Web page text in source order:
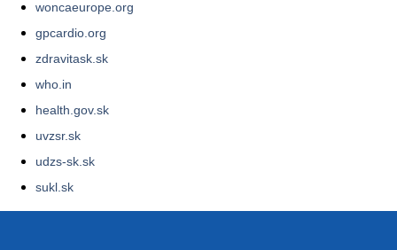
woncaeurope.org
gpcardio.org
zdravitask.sk
who.in
health.gov.sk
uvzsr.sk
udzs-sk.sk
sukl.sk